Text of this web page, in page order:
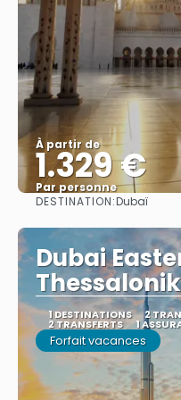
À partir de
1.329 €
Par personne
DESTINATION:Dubaï
Dubai
1 DESTINATIONS 2
2 TRANSFERTS 1
Forfait vacances